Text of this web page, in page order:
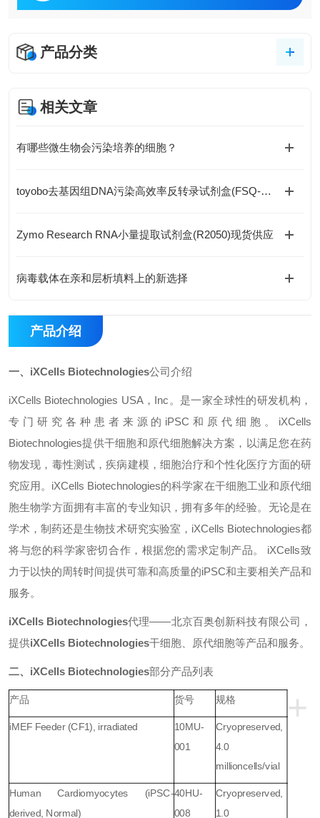
产品分类
相关文章
有哪些微生物会污染培养的细胞？
toyobo去基因组DNA污染高效率反转录试剂盒(FSQ-301)现货供应
Zymo Research RNA小量提取试剂盒(R2050)现货供应
病毒载体在亲和层析填料上的新选择
产品介绍
一、 ‌iXCells Biotechnologies公司介绍
iXCells Biotechnologies USA， Inc 。是一家全球性的研发机构，
专门研究各种患者来源的 iPSC 和原代细胞。 iXCells
Biotechnologies提供干细胞和原代细胞解决方案，以满足您在药
物发现，毒性测试，疾病建模，细胞治疗和个性化医疗方面的研
究应用。 iXCells Biotechnologies的科学家在干细胞工业和原代细
胞生物学方面拥有丰富的专业知识，拥有多年的经验。无论是在
学术，制药还是生物技术研究实验室， iXCells Biotechnologies都
将与您的科学家密切合作，根据您的需求定制产品。
iXCells致
力于以快的周转时间提供可靠和高质量的iPSC和主要相关产品和
服务。
‌iXCells Biotechnologies代理——北京百奥创新科技有限公司，
提供‌iXCells Biotechnologies干细胞、原代细胞等产品和服务。
二、 ‌iXCells Biotechnologies部分产品列表
+
产品 货号 规格
iMEF Feeder (CF1), irradiated
10MU-
001
Cryopreserved,
4.0
millioncells/vial
Human Cardiomyocytes (iPSC-
derived, Normal)
40HU-
008
Cryopreserved,
1.0